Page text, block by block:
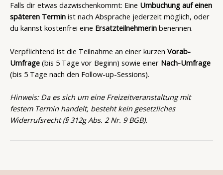
Falls dir etwas dazwischenkommt: Eine Umbuchung auf einen
späteren Termin ist nach Absprache jederzeit möglich, oder
du kannst kostenfrei eine Ersatzteilnehmerin benennen.
Verpflichtend ist die Teilnahme an einer kurzen Vorab-
Umfrage (bis 5 Tage vor Beginn) sowie einer Nach-Umfrage
(bis 5 Tage nach den Follow-up-Sessions).
Hinweis: Da es sich um eine Freizeitveranstaltung mit
festem Termin handelt, besteht kein gesetzliches
Widerrufsrecht (§ 312g Abs. 2 Nr. 9 BGB).